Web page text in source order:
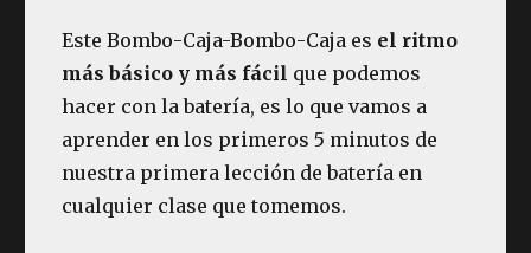
Este Bombo-Caja-Bombo-Caja es el ritmo
más básico y más fácil que podemos
hacer con la batería, es lo que vamos a
aprender en los primeros 5 minutos de
nuestra primera lección de batería en
cualquier clase que tomemos.